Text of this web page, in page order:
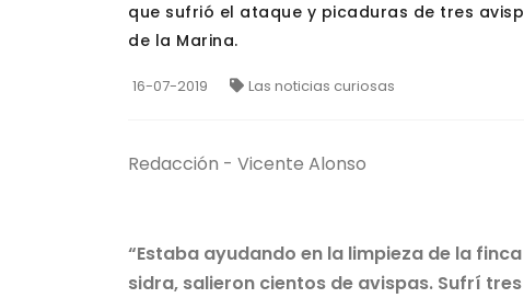
que sufrió el ataque y picaduras de tres
de la Marina.
16-07-2019 Las noticias curiosas
Redacción - Vicente Alonso
“Estaba ayudando en la limpieza de la
sidra, salieron cientos de avispas. Sufrí